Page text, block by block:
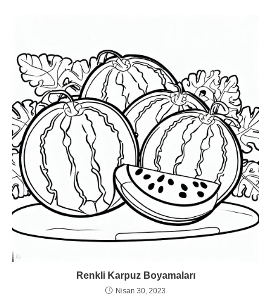
Renkli Karpuz Boyamaları
Nisan 30, 2023